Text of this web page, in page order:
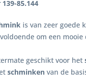
85.144
is van zeer goede
om een
geschikt voor het
schminken van de